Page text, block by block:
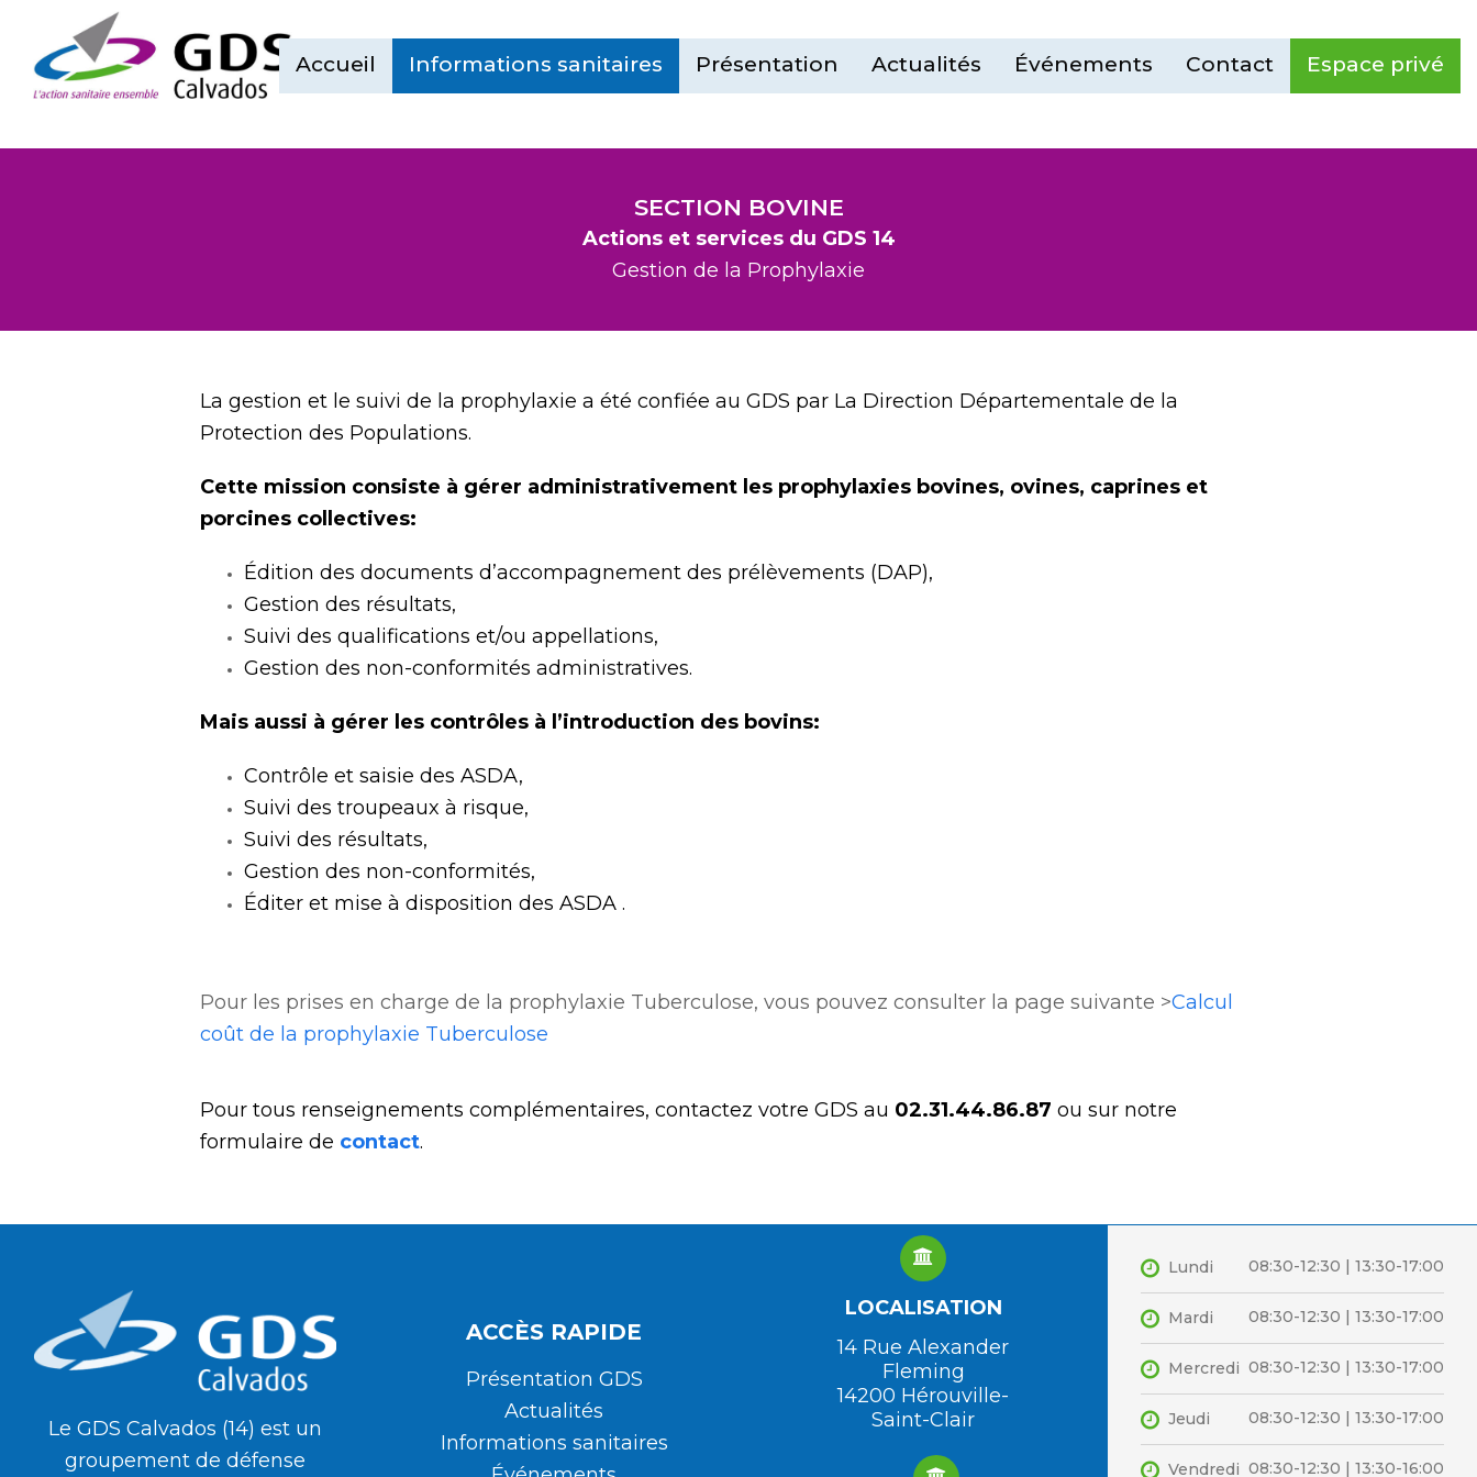
Accueil Informations sanitaires Présentation Actualités Événements Contact Espace privé
SECTION BOVINE
Actions et services du GDS 14
Gestion de la Prophylaxie
La gestion et le suivi de la prophylaxie a été confiée au GDS par La Direction Départementale de la
Protection des Populations.
Cette mission consiste à gérer administrativement les prophylaxies bovines, ovines, caprines et
porcines collectives:
Édition des documents d’accompagnement des prélèvements (DAP),
Gestion des résultats,
Suivi des qualifications et/ou appellations,
Gestion des non-conformités administratives.
Mais aussi à gérer les contrôles à l’introduction des bovins:
Contrôle et saisie des ASDA,
Suivi des troupeaux à risque,
Suivi des résultats,
Gestion des non-conformités,
Éditer et mise à disposition des ASDA .
Pour les prises en charge de la prophylaxie Tuberculose, vous pouvez consulter la page suivante >Calcul
coût de la prophylaxie Tuberculose
Pour tous renseignements complémentaires, contactez votre GDS au 02.31.44.86.87 ou sur notre
formulaire de contact.
Le GDS Calvados (14) est un
groupement de défense
ACCÈS RAPIDE
Présentation GDS
Actualités
Informations sanitaires
LOCALISATION
14 Rue Alexander
Fleming
14200 Hérouville-
Saint-Clair
Lundi 08:30-12:30 | 13:30-17:00
Mardi 08:30-12:30 | 13:30-17:00
Mercredi 08:30-12:30 | 13:30-17:00
Jeudi 08:30-12:30 | 13:30-17:00
Vendredi 08:30-12:30 | 13:30-16:00